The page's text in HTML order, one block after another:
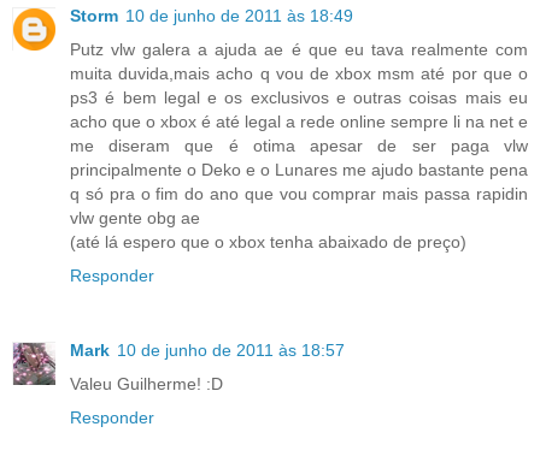
Storm 10 de junho de 2011 às 18:49
Putz vlw galera a ajuda ae é que eu tava realmente com
muita duvida,mais acho q vou de xbox msm até por que o
ps3 é bem legal e os exclusivos e outras coisas mais eu
acho que o xbox é até legal a rede online sempre li na net e
me diseram que é otima apesar de ser paga vlw
principalmente o Deko e o Lunares me ajudo bastante pena
q só pra o fim do ano que vou comprar mais passa rapidin
vlw gente obg ae
(até lá espero que o xbox tenha abaixado de preço)
Responder
Mark 10 de junho de 2011 às 18:57
Valeu Guilherme! :D
Responder